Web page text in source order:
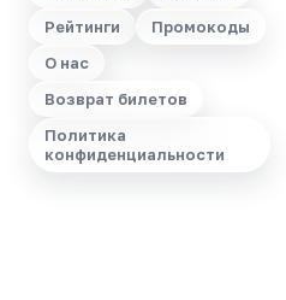
Рейтинги
Промокоды
О нас
Возврат билетов
Политика
конфиденциальности